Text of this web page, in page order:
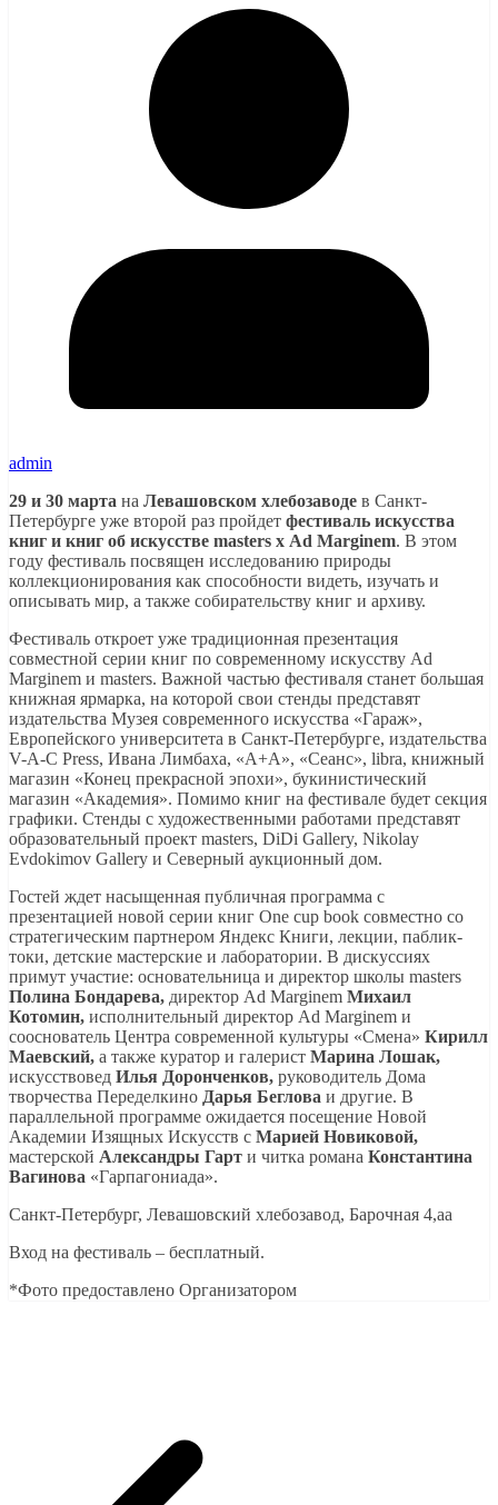
admin
29 и 30 марта на Левашовском хлебозаводе в Санкт-
Петербурге уже второй раз пройдет фестиваль искусства
книг и книг об искусстве masters х Ad Marginem. В этом
году фестиваль посвящен исследованию природы
коллекционирования как способности видеть, изучать и
описывать мир, а также собирательству книг и архиву.
Фестиваль откроет уже традиционная презентация
совместной серии книг по современному искусству Ad
Marginem и masters. Важной частью фестиваля станет большая
книжная ярмарка, на которой свои стенды представят
издательства Музея современного искусства «Гараж»,
Европейского университета в Санкт-Петербурге, издательства
V-A-C Press, Ивана Лимбаха, «А+А», «Сеанс», libra, книжный
магазин «Конец прекрасной эпохи», букинистический
магазин «Академия». Помимо книг на фестивале будет секция
графики. Стенды с художественными работами представят
образовательный проект masters, DiDi Gallery, Nikolay
Evdokimov Gallery и Северный аукционный дом.
Гостей ждет насыщенная публичная программа с
презентацией новой серии книг One cup book совместно со
стратегическим партнером Яндекс Книги, лекции, паблик-
токи, детские мастерские и лаборатории. В дискуссиях
примут участие: основательница и директор школы masters
Полина Бондарева, директор Ad Marginem Михаил
Котомин, исполнительный директор Ad Marginem и
сооснователь Центра современной культуры «Смена» Кирилл
Маевский, а также куратор и галерист Марина Лошак,
искусствовед Илья Доронченков, руководитель Дома
творчества Переделкино Дарья Беглова и другие. В
параллельной программе ожидается посещение Новой
Академии Изящных Искусств с Марией Новиковой,
мастерской Александры Гарт и читка романа Константина
Вагинова «Гарпагониада».
Санкт-Петербург, Левашовский хлебозавод, Барочная 4,аа
Вход на фестиваль – бесплатный.
*Фото предоставлено Организатором